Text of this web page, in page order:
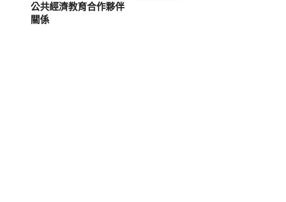
公共經濟教育合作夥伴
關係